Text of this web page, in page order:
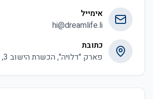
אימייל
hi@dreamlife.li
כתובת
פארק "דלויה", הכשרת הישוב 3, באר שבע